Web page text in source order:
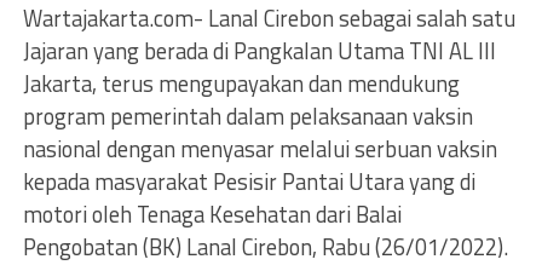
Wartajakarta.com- Lanal Cirebon sebagai salah satu
Jajaran yang berada di Pangkalan Utama TNI AL III
Jakarta, terus mengupayakan dan mendukung
program pemerintah dalam pelaksanaan vaksin
nasional dengan menyasar melalui serbuan vaksin
kepada masyarakat Pesisir Pantai Utara yang di
motori oleh Tenaga Kesehatan dari Balai
Pengobatan (BK) Lanal Cirebon, Rabu (26/01/2022).